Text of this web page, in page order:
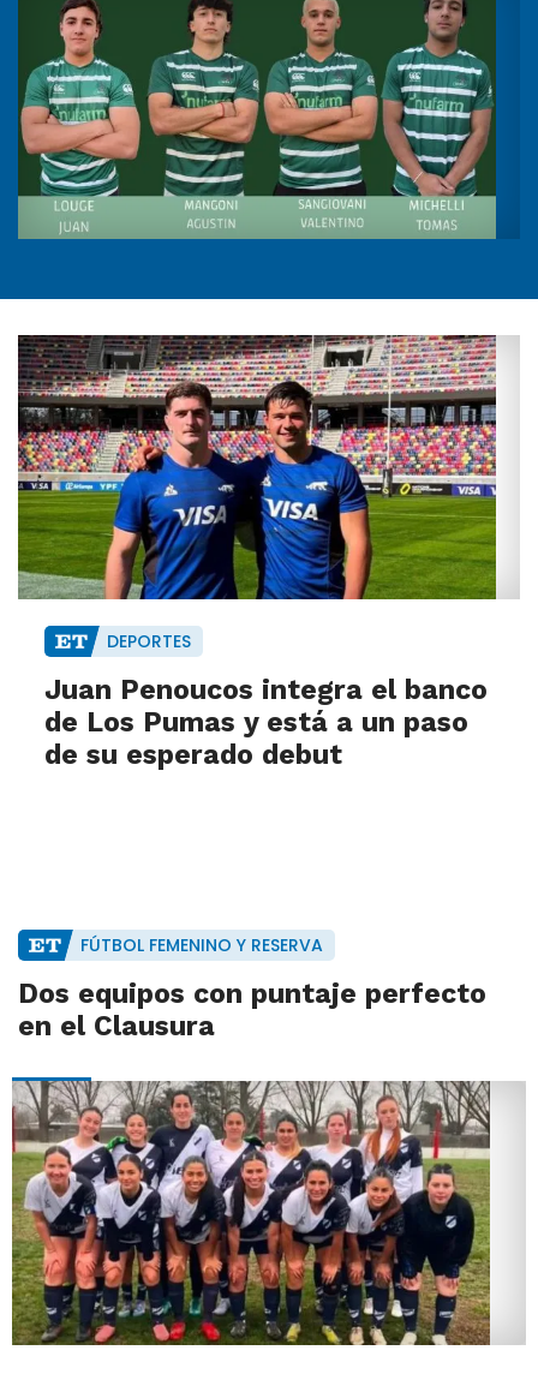
DEPORTES
Juan Penoucos integra el banco
de Los Pumas y está a un paso
de su esperado debut
FÚTBOL FEMENINO Y RESERVA
Dos equipos con puntaje perfecto
en el Clausura